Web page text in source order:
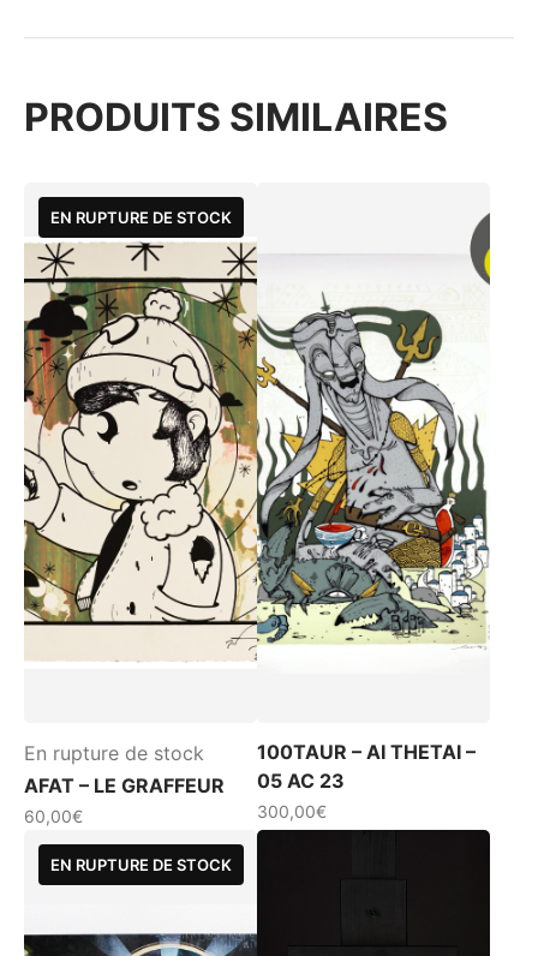
PRODUITS SIMILAIRES
En rupture de stock
AFAT – LE GRAFFEUR
60,00€
100TAUR – AI THETAI –
05 AC 23
300,00€
Ce
plusieurs